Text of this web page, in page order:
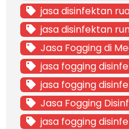
jasa disinfektan
jasa disinfektan
Jasa Fogging di
jasa fogging
jasa fogging
Jasa Fogging
jasa fogging